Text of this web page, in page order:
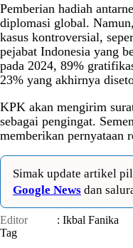
Pemberian hadiah
diplomasi global.
kasus kontroversial,
pejabat Indonesia yang
pada 2024, 89%
23% yang akhirnya
KPK akan mengirim
sebagai pengingat.
memberikan pernyataan
Simak update artikel
Google News dan
Editor
: Ikbal Fanika
Tag